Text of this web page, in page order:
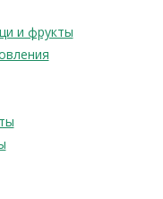
и фрукты